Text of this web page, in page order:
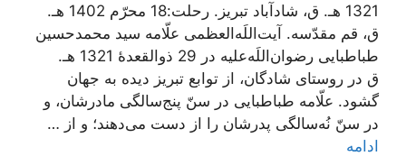
1321 هـ. ق، شادآباد تبریز. رحلت:18 محرّم‌ 1402 هـ.
ق، قم مقدّسه. آیت‌اللَه‌العظمی علّامه سید محمدحسین
طباطبایی رضوان‌اللَه‌علیه در 29 ذوالقعدۀ 1321 هـ.
ق در روستاى شادگان، از توابع تبريز دیده به جهان
گشود. علّامه طباطبایى‌ در سنّ پنج‌سالگى مادرشان، و
در سنّ نُه‌سالگى پدرشان را از دست می‌دهند؛ و از …
ادامه